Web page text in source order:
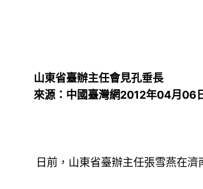
山東省臺辦主任會見孔垂長
來源：中國臺灣網2012年04月06
日前，山東省臺辦主任張雪燕在濟